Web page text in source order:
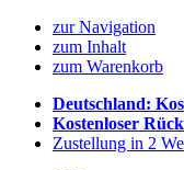
zur Navigation
zum Inhalt
zum Warenkorb
Deutschland:
Kostenloser
Zustellung in 2